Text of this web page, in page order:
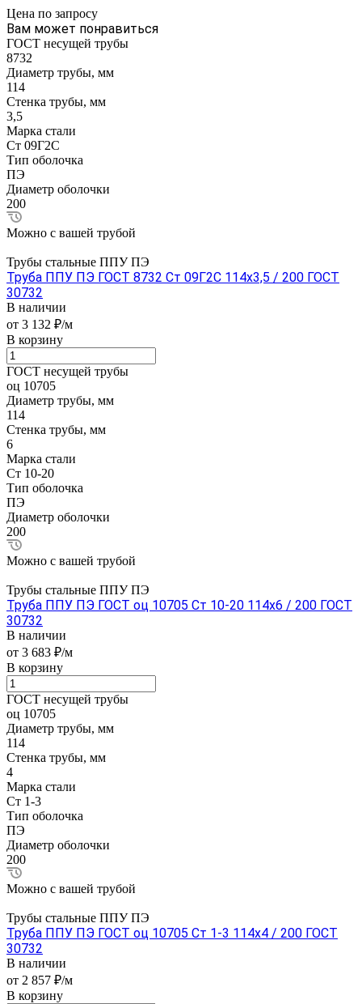
Цена по запросу
Вам может понравиться
ГОСТ несущей трубы
8732
Диаметр трубы, мм
114
Стенка трубы, мм
3,5
Марка стали
Ст 09Г2С
Тип оболочка
ПЭ
Диаметр оболочки
200
Можно с вашей трубой
Трубы стальные ППУ ПЭ
Труба ППУ ПЭ ГОСТ 8732 Ст 09Г2С 114x3,5 / 200 ГОСТ
30732
В наличии
от 3 132 ₽/м
В корзину
ГОСТ несущей трубы
оц 10705
Диаметр трубы, мм
114
Стенка трубы, мм
6
Марка стали
Ст 10-20
Тип оболочка
ПЭ
Диаметр оболочки
200
Можно с вашей трубой
Трубы стальные ППУ ПЭ
Труба ППУ ПЭ ГОСТ оц 10705 Ст 10-20 114x6 / 200 ГОСТ
30732
В наличии
от 3 683 ₽/м
В корзину
ГОСТ несущей трубы
оц 10705
Диаметр трубы, мм
114
Стенка трубы, мм
4
Марка стали
Ст 1-3
Тип оболочка
ПЭ
Диаметр оболочки
200
Можно с вашей трубой
Трубы стальные ППУ ПЭ
Труба ППУ ПЭ ГОСТ оц 10705 Ст 1-3 114x4 / 200 ГОСТ
30732
В наличии
от 2 857 ₽/м
В корзину